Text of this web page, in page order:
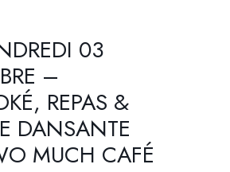
03
–
REPAS &
DANSANTE
MUCH CAFÉ